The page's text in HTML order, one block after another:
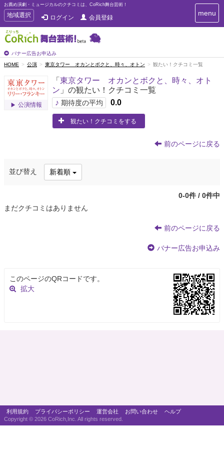
お薦め演劇・ミュージカルのクチコミは、CoRich舞台芸術！
T
o
g
g
e
n
v
i
地域選択 ログイン 会員登録
バナー広告お申込み
T
o
e
a
i
menu
HOME 公演 東京タワー オカンとボクと、時々、オトン 観たい！クチコミ一覧
公演情報
「 東京タワー オカンとボクと、時々、オト
ン 」の観たい！クチコミ一覧
♪ 期待度の平均 0.0
観たい！クチコミをする
前のページに戻る
並び替え 新着順
0-0件 / 0件中
まだクチコミはありません
前のページに戻る
バナー広告お申込み
このページのQRコードです。
拡大
利用規約 プライバシーポリシー 運営会社 お問い合わせ
ヘルプ
Copyright © 2026 CoRich,Inc. All rights reserved.